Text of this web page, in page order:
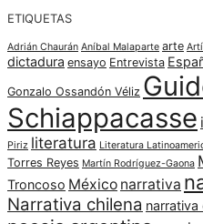
ETIQUETAS
Adrián Chaurán Aníbal Malaparte arte
dictadura ensayo Entrevista
Gonzalo Ossandón Véliz
Schiappacasse
Piriz literatura Literatura
Torres Reyes Martín Rodríguez-Gaona
Troncoso México narrativa
Narrativa chilena narrativa